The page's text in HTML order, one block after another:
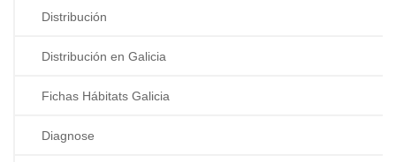
Distribución
Distribución en Galicia
Fichas Hábitats Galicia
Diagnose